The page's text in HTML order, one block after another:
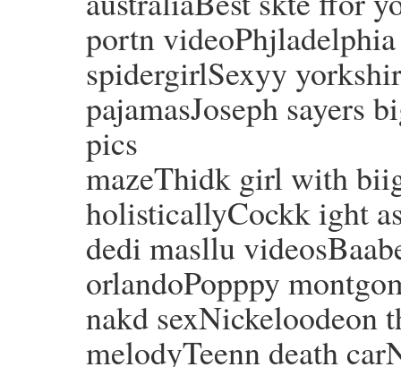
portn
spidergirlSexyy
pajamasJoseph sayers
pics
mazeThidk girl with
holisticallyCockk ight
dedi masllu
orlandoPopppy
nakd sexNickeloodeon
melodyTeenn death